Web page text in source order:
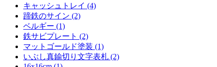
キャッシュトレイ (4)
蹄鉄のサイン (2)
ベルギー (1)
鉄サビプレート (2)
マットゴールド塗装 (1)
いぶし真鍮切り文字表札 (2)